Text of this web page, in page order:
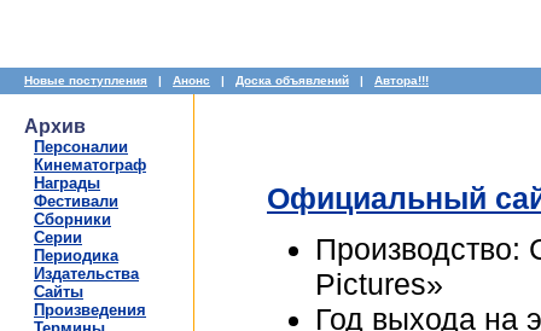
Новые поступления | Анонс | Доска объявлений | Автора!!!
Архив
Персоналии
Кинематограф
Награды
Фестивали
Сборники
Серии
Периодика
Издательства
Сайты
Произведения
Официальный
Pictures»
Год выхода на